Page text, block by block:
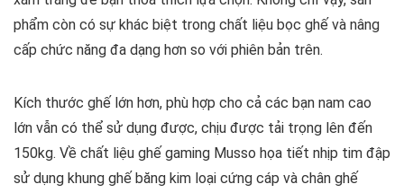
phẩm còn có sự khác biệt trong chất liệu bọc ghế và nâng
cấp chức năng đa dạng hơn so với phiên bản trên.
Kích thước ghế lớn hơn, phù hợp cho cả các bạn nam cao
lớn vẫn có thể sử dụng được, chịu được tải trọng lên đến
150kg. Về chất liệu ghế gaming Musso họa tiết nhịp tim đập
sử dụng khung ghế băng kim loại cứng cáp và chân ghế